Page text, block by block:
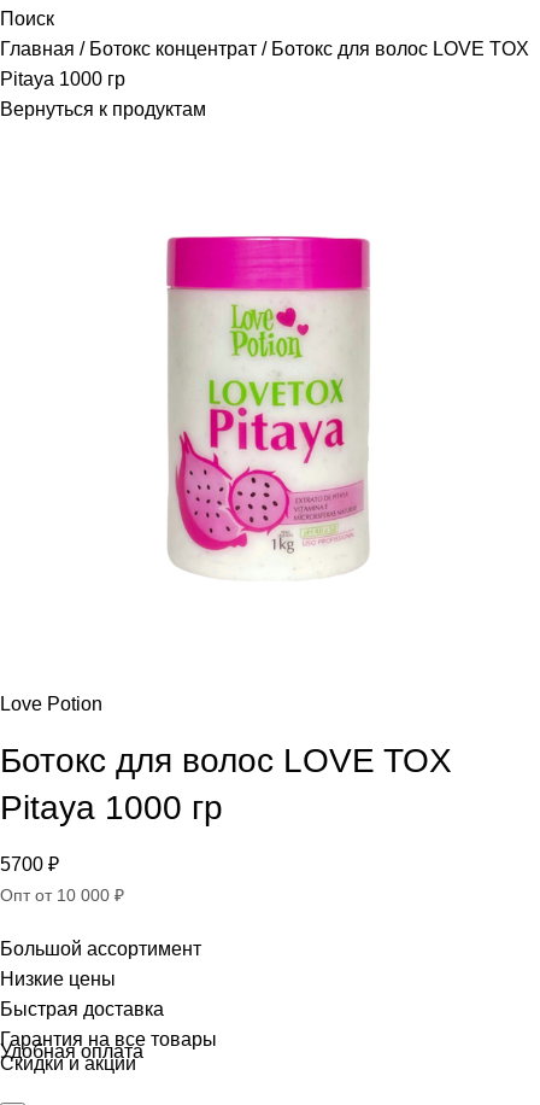
Поиск
Главная
Ботокс концентрат
Ботокс для волос LOVE TOX
Pitaya 1000 гр
Вернуться к продуктам
Love Potion
Ботокс для волос LOVE TOX
Pitaya 1000 гр
5700 ₽
Опт от 10 000 ₽
Большой ассортимент
Низкие цены
Быстрая доставка
Гарантия на все товары
Удобная оплата
Скидки и акции